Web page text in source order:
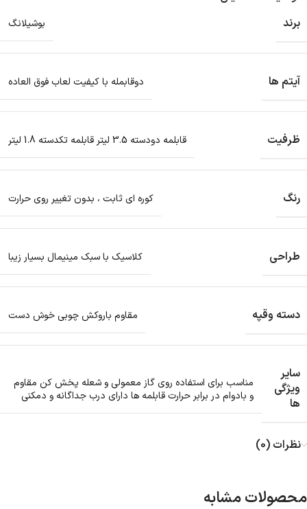
برند
بوشیلانگ
آیتم ها دوقابمله با کیفیت لعاب فوق العاده
ظرفیت قابلمه دودسته 3.5 لیتر قابلمه تکدسته 1.8 لیتر
رنگ کوره ای ثابت ، بدون تغییر روی حرارت
طراحی کلاسیک با سبک مینیمال بسیار زیبا
دسته وقپه مقاوم باروکش چوبی خوش دست
سایر
ویژگی
ها
مناسب برای استفاده روی گاز معمولی و شعله پخش کن مقاوم
و بادوام در برابر حرارت قابلمه ها دارای درب جداگانه و دمکنی
نظرات (0)
محصولات مشابه